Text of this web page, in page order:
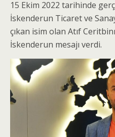
15 Ekim 2022 tarihinde
İskenderun Ticaret ve
çıkan isim olan Atıf
İskenderun mesajı verdi.